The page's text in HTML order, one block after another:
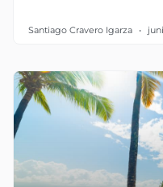
Santiago Cravero Igarza